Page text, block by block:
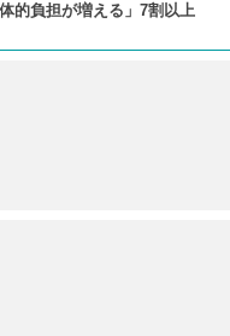
的負担が増える」7割以上